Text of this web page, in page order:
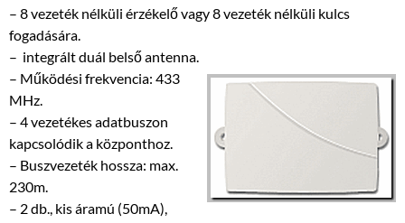
– 8 vezeték nélküli érzékelő vagy 8 vezeték nélküli kulcs
fogadására.
– integrált duál belső antenna.
– Működési frekvencia: 433
MHz.
– 4 vezetékes adatbuszon
kapcsolódik a központhoz.
– Buszvezeték hossza: max.
230m.
– 2 db., kis áramú (50mA),